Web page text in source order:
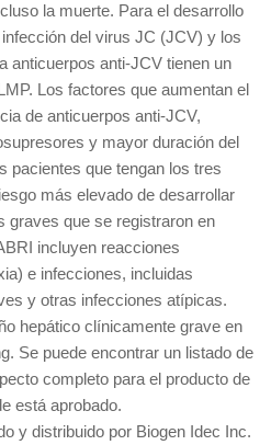
la muerte. Para el desarrollo
del virus JC (JCV) y los
anticuerpos anti-JCV tienen un
Los factores que aumentan el
de anticuerpos anti-JCV,
y mayor duración del
pacientes que tengan los tres
más elevado de desarrollar
graves que se registraron en
incluyen reacciones
e infecciones, incluidas
y otras infecciones atípicas.
hepático clínicamente grave en
Se puede encontrar un listado de
completo para el producto de
está aprobado.
y distribuido por Biogen Idec Inc.